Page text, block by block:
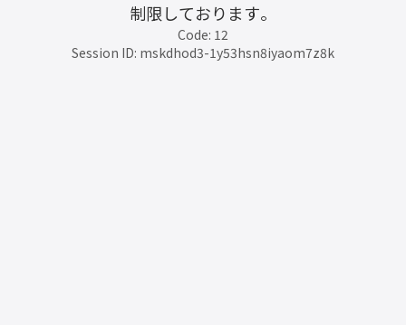
制限しております。
Code: 12
Session ID: mskdhod3-1y53hsn8iyaom7z8k